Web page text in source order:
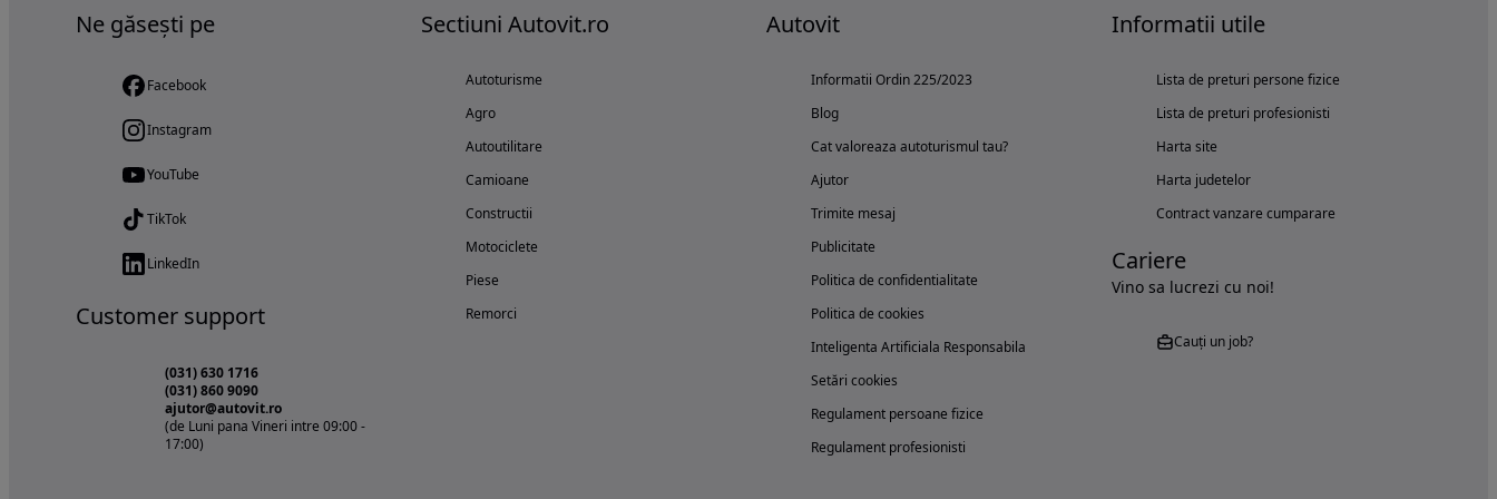
Ne găsești pe
Facebook
Instagram
YouTube
TikTok
LinkedIn
Customer support
(031) 630 1716
(031) 860 9090
ajutor@autovit.ro
(de Luni pana Vineri intre 09:00 -
17:00)
Sectiuni Autovit.ro
Autoturisme
Agro
Autoutilitare
Camioane
Constructii
Motociclete
Piese
Remorci
Autovit
Informatii Ordin 225/2023
Blog
Cat valoreaza autoturismul tau?
Ajutor
Trimite mesaj
Publicitate
Politica de confidentialitate
Politica de cookies
Inteligenta Artificiala Responsabila
Setări cookies
Regulament persoane fizice
Regulament profesionisti
Informatii utile
Lista de preturi persone fizice
Lista de preturi profesionisti
Harta site
Harta judetelor
Contract vanzare cumparare
Cariere
Vino sa lucrezi cu noi!
Cauți un job?